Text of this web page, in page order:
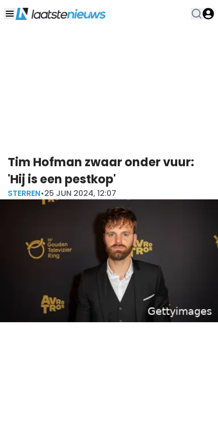
Tim Hofman zwaar onder vuur:
'Hij is een pestkop'
STERREN•25 JUN 2024, 12:07